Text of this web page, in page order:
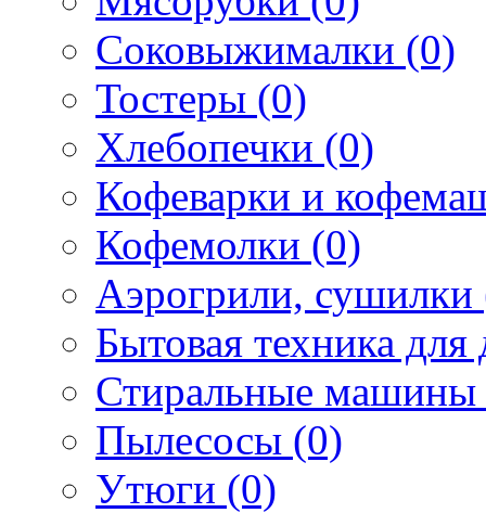
Соковыжималки (0)
Тостеры (0)
Хлебопечки (0)
Кофеварки и
Кофемолки (0)
Аэрогрили, сушилки
Бытовая техника
Стиральные машины
Пылесосы (0)
Утюги (0)